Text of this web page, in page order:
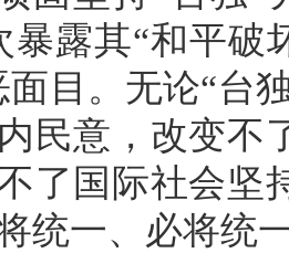
暴露其“和平破
面目。无论“台
民意，改变不
了国际社会坚
统一、必将统